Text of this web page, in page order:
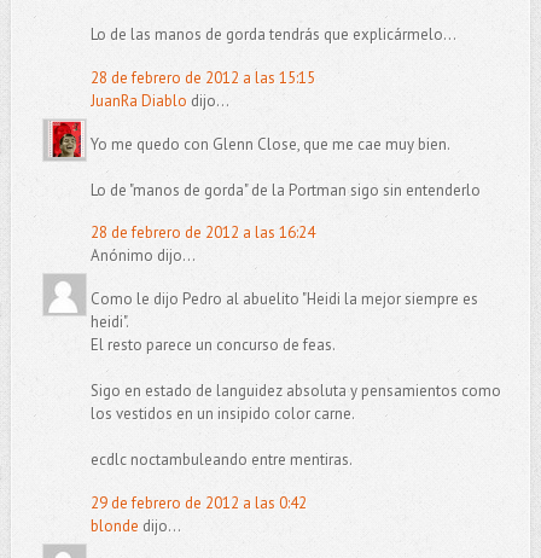
Lo de las manos de gorda tendrás que explicármelo...
28 de febrero de 2012 a las 15:15
JuanRa Diablo dijo...
Yo me quedo con Glenn Close, que me cae muy bien.
Lo de "manos de gorda" de la Portman sigo sin entenderlo
28 de febrero de 2012 a las 16:24
Anónimo dijo...
Como le dijo Pedro al abuelito "Heidi la mejor siempre es
heidi".
El resto parece un concurso de feas.
Sigo en estado de languidez absoluta y pensamientos como
los vestidos en un insipido color carne.
ecdlc noctambuleando entre mentiras.
29 de febrero de 2012 a las 0:42
blonde dijo...